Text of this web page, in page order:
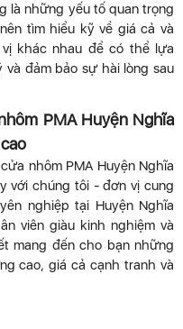
là những yếu tố quan trọng
tìm hiểu kỹ về giá cả và
khác nhau để có thể lựa
đảm bảo sự hài lòng sau
PMA Huyện Nghĩa
nhôm PMA Huyện Nghĩa
với chúng tôi - đơn vị cung
nghiệp tại Huyện Nghĩa
viên giàu kinh nghiệm và
mang đến cho bạn những
cao, giá cả cạnh tranh và